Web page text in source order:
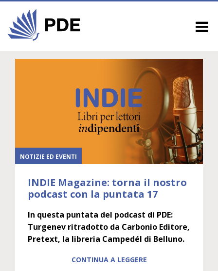
NOTIZIE ED EVENTI
INDIE Magazine: torna il nostro
podcast con la puntata 17
In questa puntata del podcast di PDE:
Turgenev ritradotto da Carbonio Editore,
Pretext, la libreria Campedél di Belluno.
CONTINUA A LEGGERE